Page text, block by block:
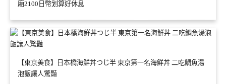
廂2100日幣划算好休息
【東京美食】日本橋海鮮丼つじ半 東京第一名海鮮丼 二吃鯛魚湯
泡飯讓人驚豔